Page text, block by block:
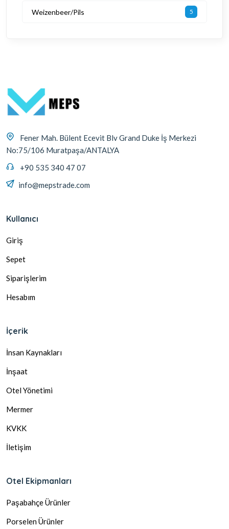
Weizenbeer/Pils 5
Fener Mah. Bülent Ecevit Blv Grand Duke İş Merkezi
No:75/106 Muratpaşa/ANTALYA
+90 535 340 47 07
info@mepstrade.com
Kullanıcı
Giriş
Sepet
Siparişlerim
Hesabım
İçerik
İnsan Kaynakları
İnşaat
Otel Yönetimi
Mermer
KVKK
İletişim
Otel Ekipmanları
Paşabahçe Ürünler
Porselen Ürünler